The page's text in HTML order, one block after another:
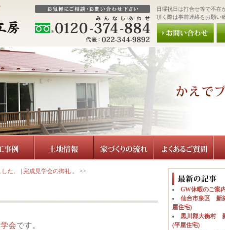
日曜祝日は打合せ等で不在
頂く際は事前連絡をお願い
た。 完成見学会の御礼 。 >>
会です。
GW休暇のご案
仙台市泉区
屋住宅)
黒川郡大衡
(平屋住宅)